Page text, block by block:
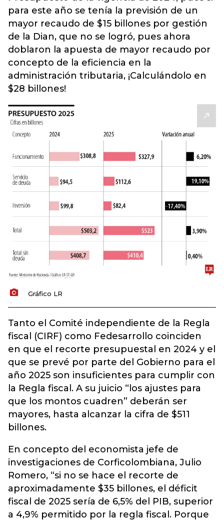
para este año se tenía la previsión de un
mayor recaudo de $15 billones por gestión
de la Dian, que no se logró, pues ahora
doblaron la apuesta de mayor recaudo por
concepto de la eficiencia en la
administración tributaria, ¡Calculándolo en
$28 billones!
Gráfico LR
Tanto el Comité independiente de la Regla
fiscal (CIRF) como Fedesarrollo coinciden
en que el recorte presupuestal en 2024 y el
que se prevé por parte del Gobierno para el
año 2025 son insuficientes para cumplir con
la Regla fiscal. A su juicio “los ajustes para
que los montos cuadren” deberán ser
mayores, hasta alcanzar la cifra de $511
billones.
En concepto del economista jefe de
investigaciones de Corficolombiana, Julio
Romero, “si no se hace el recorte de
aproximadamente $35 billones, el déficit
fiscal de 2025 sería de 6,5% del PIB, superior
a 4,9% permitido por la regla fiscal. Porque